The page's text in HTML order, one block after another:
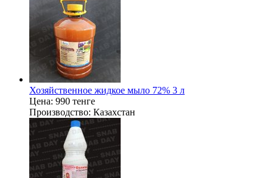
Хозяйственное жидкое мыло 72% 3 л
Цена: 990 тенге
Производство: Казахстан